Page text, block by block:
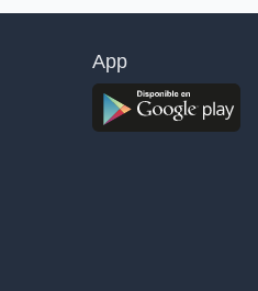
App